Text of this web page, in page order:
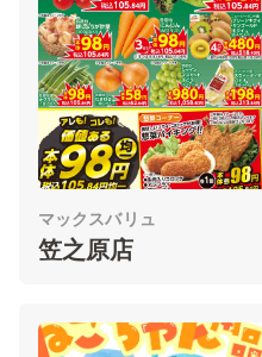
マックスバリュ
笠之原店